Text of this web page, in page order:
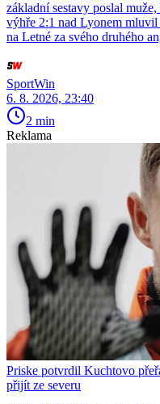
základní sestavy poslal
výhře 2:1 nad Lyonem
na Letné za svého druhého
SportWin
6. 8. 2026, 23:40
2 min
Reklama
Priske potvrdil Kuchtovo
přijít ze severu